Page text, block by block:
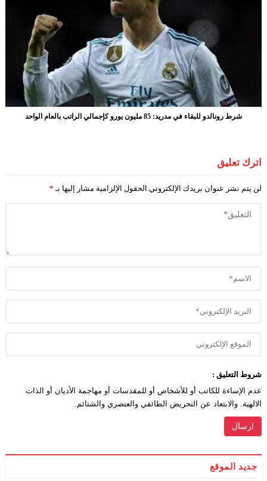
شرط رونالدو للبقاء في مدريد: 85 مليون يورو كإجمالي الراتب بالعام الواحد
اترك تعليق
لن يتم نشر عنوان بريدك الإلكتروني. الحقول الإلزامية مشار إليها بـ *
شروط التعليق :
عدم الإساءة للكاتب أو للأشخاص أو للمقدسات أو مهاجمة الأديان أو الذات
الالهية. والابتعاد عن التحريض الطائفي والعنصري والشتائم.
جديد الموقع